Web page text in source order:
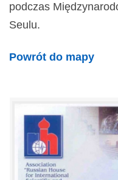
podczas
Seulu.
Powrót do mapy